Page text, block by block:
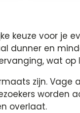
keuze voor je
dunner en
wat
zijn. Vage
worden
overlaat.